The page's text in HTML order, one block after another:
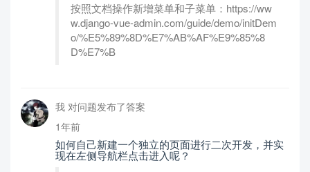
按照文档操作新增菜单和子菜单：https://ww
w.django-vue-admin.com/guide/demo/initDem
o/%E5%89%8D%E7%AB%AF%E9%85%8
D%E7%B
我 对问题发布了答案
1年前
如何自己新建一个独立的页面进行二次开发，并实
现在左侧导航栏点击进入呢？